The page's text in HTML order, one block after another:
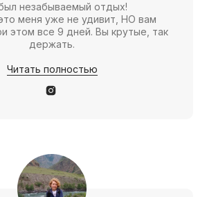
незабываемый отдых!
меня уже не удивит, НО вам
этом все 9 дней. Вы крутые, так
держать.
Читать полностью